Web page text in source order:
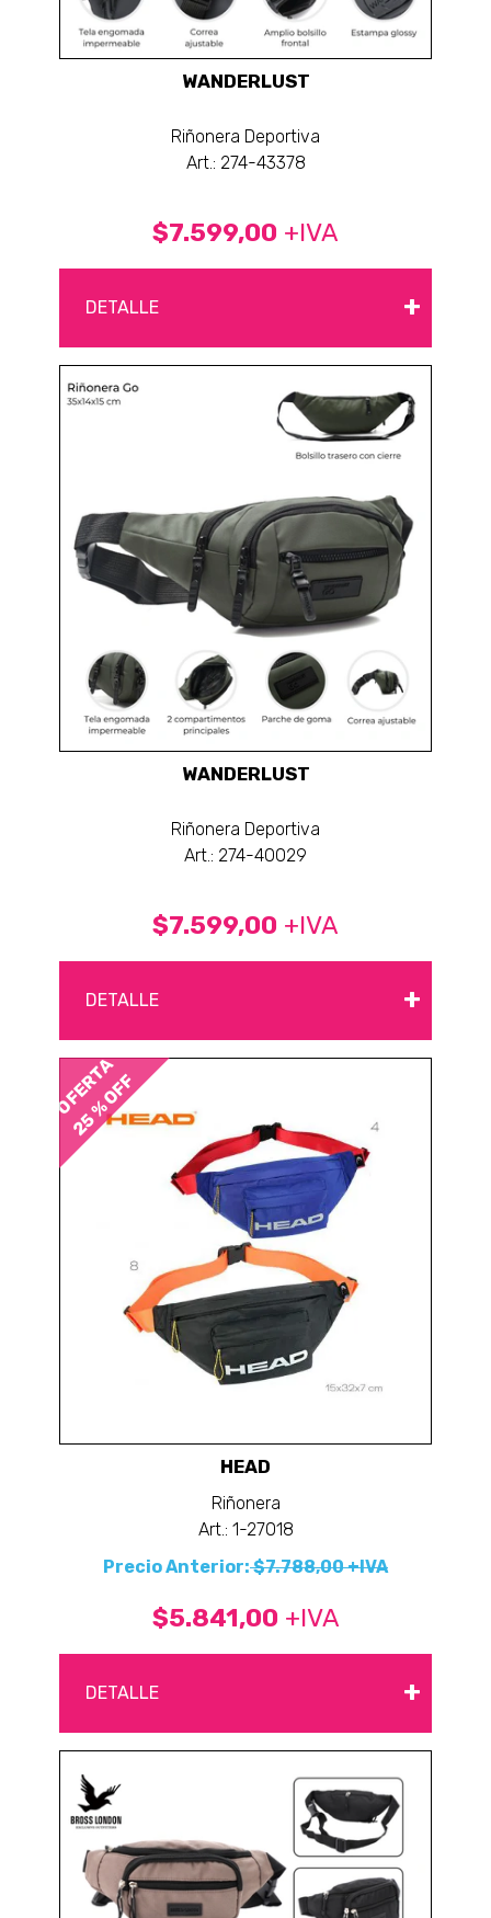
WANDERLUST
Riñonera Deportiva
Art.: 274-43378
$7.599,00 +IVA
DETALLE +
WANDERLUST
Riñonera Deportiva
Art.: 274-40029
$7.599,00 +IVA
DETALLE +
OFERTA
25 % OFF
HEAD
Riñonera
Art.: 1-27018
Precio Anterior:$7.788,00 +IVA
$5.841,00 +IVA
DETALLE +